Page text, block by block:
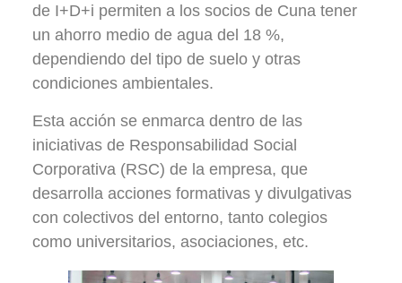
de I+D+i permiten a los socios de Cuna tener
un ahorro medio de agua del 18 %,
dependiendo del tipo de suelo y otras
condiciones ambientales.
Esta acción se enmarca dentro de las
iniciativas de Responsabilidad Social
Corporativa (RSC) de la empresa, que
desarrolla acciones formativas y divulgativas
con colectivos del entorno, tanto colegios
como universitarios, asociaciones, etc.